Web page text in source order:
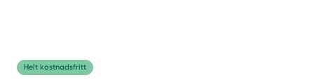
Helt kostnadsfritt